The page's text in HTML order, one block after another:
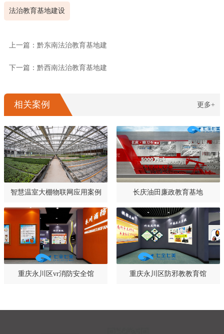
法治教育基地建设
上一篇：黔东南法治教育基地建
下一篇：黔西南法治教育基地建
相关案例 更多+
智慧温室大棚物联网应用案例 长庆油田廉政教育基地
重庆永川区vr消防安全馆 重庆永川区防邪教教育馆